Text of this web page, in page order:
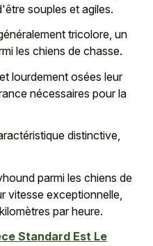
souples et agiles.
tricolore, un
les chiens de chasse.
lourdement osées leur
nécessaires pour la
distinctive,
parmi les chiens de
vitesse exceptionnelle,
par heure.
Standard Est Le